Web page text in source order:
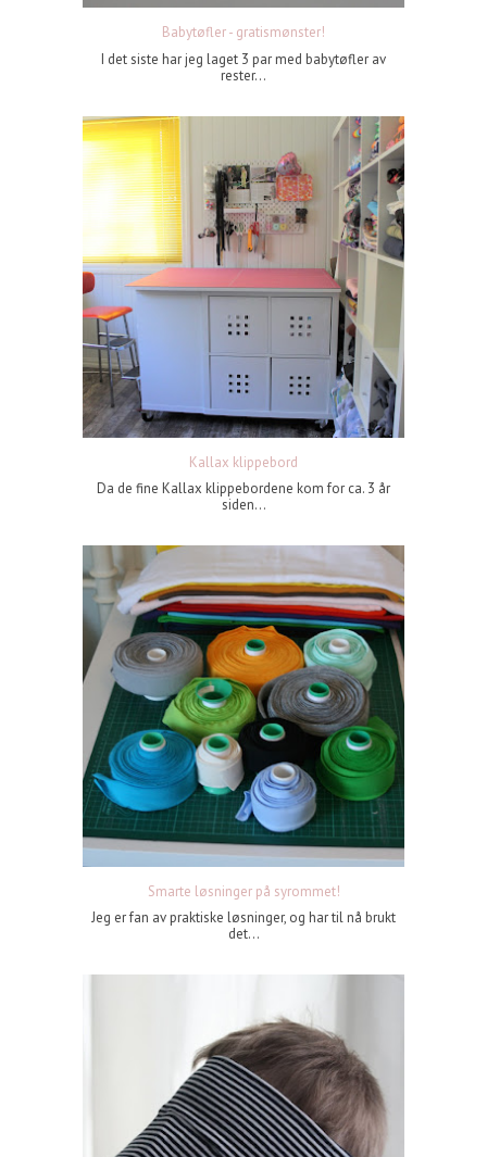
Babytøfler - gratismønster!
I det siste har jeg laget 3 par med babytøfler av
rester...
Kallax klippebord
Da de fine Kallax klippebordene kom for ca. 3 år
siden...
Smarte løsninger på syrommet!
Jeg er fan av praktiske løsninger, og har til nå brukt
det...